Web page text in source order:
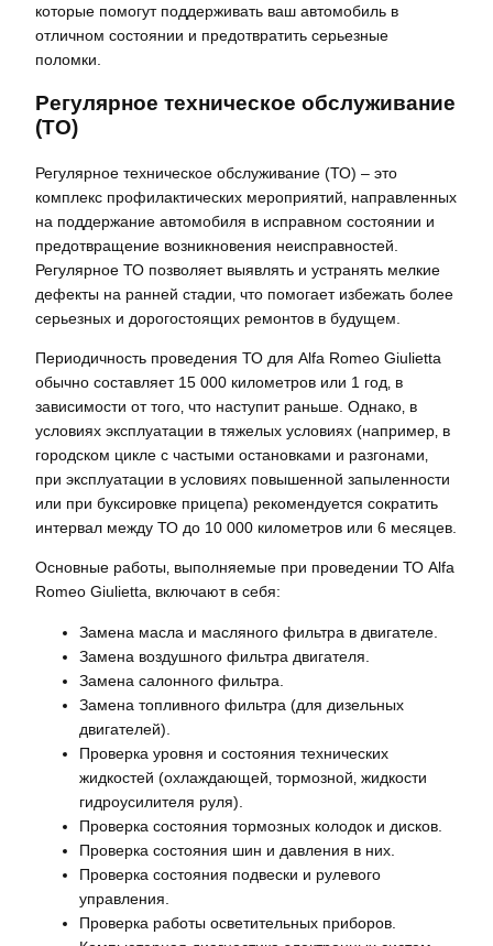
которые помогут поддерживать ваш автомобиль в
отличном состоянии и предотвратить серьезные
поломки.
Регулярное техническое обслуживание
(ТО)
Регулярное техническое обслуживание (ТО) – это
комплекс профилактических мероприятий‚ направленных
на поддержание автомобиля в исправном состоянии и
предотвращение возникновения неисправностей.
Регулярное ТО позволяет выявлять и устранять мелкие
дефекты на ранней стадии‚ что помогает избежать более
серьезных и дорогостоящих ремонтов в будущем.
Периодичность проведения ТО для Alfa Romeo Giulietta
обычно составляет 15 000 километров или 1 год‚ в
зависимости от того‚ что наступит раньше. Однако‚ в
условиях эксплуатации в тяжелых условиях (например‚ в
городском цикле с частыми остановками и разгонами‚
при эксплуатации в условиях повышенной запыленности
или при буксировке прицепа) рекомендуется сократить
интервал между ТО до 10 000 километров или 6 месяцев.
Основные работы‚ выполняемые при проведении ТО Alfa
Romeo Giulietta‚ включают в себя:
Замена масла и масляного фильтра в двигателе.
Замена воздушного фильтра двигателя.
Замена салонного фильтра.
Замена топливного фильтра (для дизельных
двигателей).
Проверка уровня и состояния технических
жидкостей (охлаждающей‚ тормозной‚ жидкости
гидроусилителя руля).
Проверка состояния тормозных колодок и дисков.
Проверка состояния шин и давления в них.
Проверка состояния подвески и рулевого
управления.
Проверка работы осветительных приборов.